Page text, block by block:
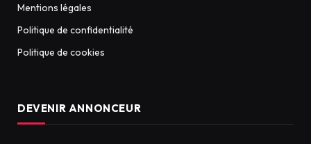
Mentions légales
Politique de confidentialité
Politique de cookies
DEVENIR ANNONCEUR